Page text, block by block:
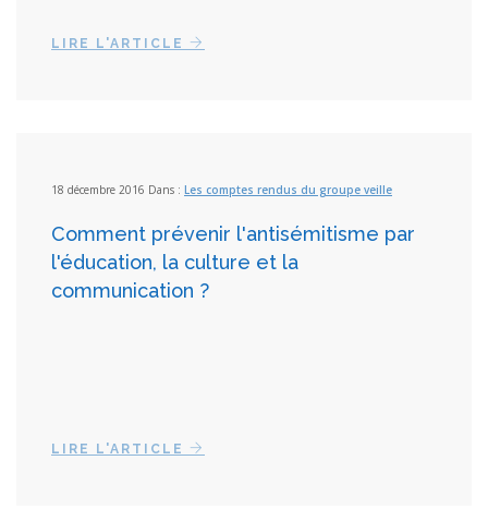
LIRE L'ARTICLE
18 décembre 2016 Dans : Les comptes rendus du groupe veille
Comment prévenir l'antisémitisme par
l'éducation, la culture et la
communication ?
LIRE L'ARTICLE